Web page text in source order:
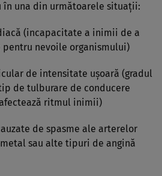
în una din următoarele situaţii:
(incapacitate a inimii de a
pentru nevoile organismului)
de intensitate uşoară (gradul
de tulburare de conducere
ritmul inimii)
de spasme ale arterelor
sau alte tipuri de angină